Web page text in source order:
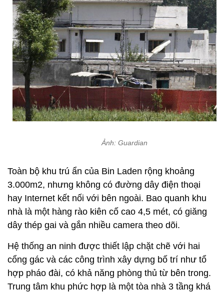
Ảnh: Guardian
Toàn bộ khu trú ẩn của Bin Laden rộng khoảng
3.000m2, nhưng không có đường dây điện thoại
hay Internet kết nối với bên ngoài. Bao quanh khu
nhà là một hàng rào kiên cố cao 4,5 mét, có giăng
dây thép gai và gắn nhiều camera theo dõi.
Hệ thống an ninh được thiết lập chặt chẽ với hai
cổng gác và các công trình xây dựng bố trí như tổ
hợp pháo đài, có khả năng phòng thủ từ bên trong.
Trung tâm khu phức hợp là một tòa nhà 3 tầng khá